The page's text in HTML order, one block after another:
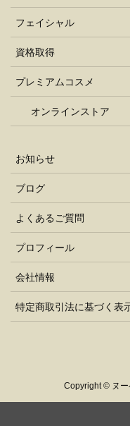
フェイシャル
資格取得
プレミアムコスメ
オンラインストア
お知らせ
ブログ
よくあるご質問
プロフィール
会社情報
特定商取引法に基づく表
Copyright © ヌ